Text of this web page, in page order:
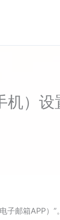
机）设
邮箱APP）